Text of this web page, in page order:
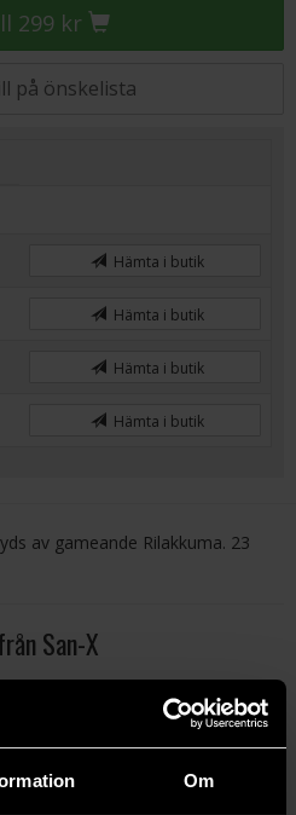
Om
299 kr
på önskelista
Hämta i butik
Hämta i butik
Hämta i butik
Hämta i butik
av gameande Rilakkuma. 23
San-X